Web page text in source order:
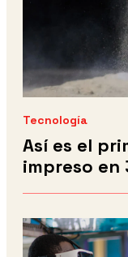
Tecnología
Así es el
impreso en